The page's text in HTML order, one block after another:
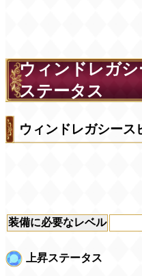
ウィンドレガ
ステータス
ウィンドレガシース
装備に必要なレベル
上昇ステータス